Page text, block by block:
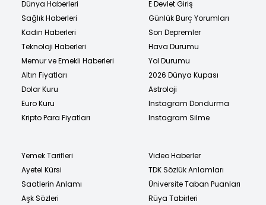
Dünya Haberleri
Sağlık Haberleri
Kadın Haberleri
Teknoloji Haberleri
Memur ve Emekli Haberleri
Altın Fiyatları
Dolar Kuru
Euro Kuru
Kripto Para Fiyatları
E Devlet Giriş
Günlük Burç Yorumları
Son Depremler
Hava Durumu
Yol Durumu
2026 Dünya Kupası
Astroloji
Instagram Dondurma
Instagram Silme
Yemek Tarifleri
Ayetel Kürsi
Saatlerin Anlamı
Aşk Sözleri
Video Haberler
TDK Sözlük Anlamları
Üniversite Taban Puanları
Rüya Tabirleri